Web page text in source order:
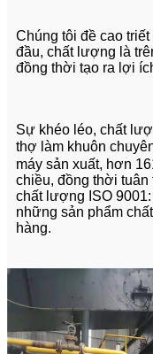
Chúng tôi đề cao
đầu, chất lượng là
đồng thời tạo ra lợi
Sự khéo léo, chất
thợ làm khuôn
máy sản xuất, hơn
chiều, đồng thời tuân
chất lượng ISO
những sản phẩm
hàng.